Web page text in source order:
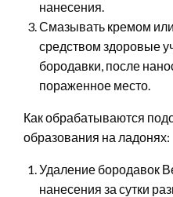
нанесения.
Смазывать кремом
средством здоровые
бородавки, после
пораженное место.
Как обрабатываются
образования на ладонях:
Удаление бородавок
нанесения за сутки